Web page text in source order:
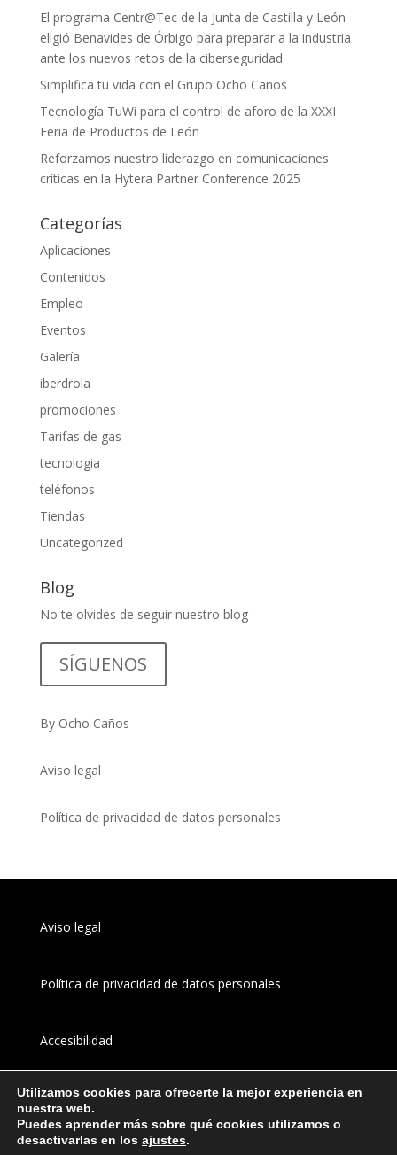
El programa Centr@Tec de la Junta de Castilla y León
eligió Benavides de Órbigo para preparar a la industria
ante los nuevos retos de la ciberseguridad
Simplifica tu vida con el Grupo Ocho Caños
Tecnología TuWi para el control de aforo de la XXXI
Feria de Productos de León
Reforzamos nuestro liderazgo en comunicaciones
críticas en la Hytera Partner Conference 2025
Categorías
Aplicaciones
Contenidos
Empleo
Eventos
Galería
iberdrola
promociones
Tarifas de gas
tecnologia
teléfonos
Tiendas
Uncategorized
Blog
No te olvides de seguir nuestro blog
SÍGUENOS
By Ocho Caños
Aviso legal
Política de privacidad de datos personales
Aviso legal
Política de privacidad de datos personales
Accesibilidad
Canal interno de información
Utilizamos cookies para ofrecerte la mejor experiencia en
nuestra web.
Puedes aprender más sobre qué cookies utilizamos o
desactivarlas en los ajustes.